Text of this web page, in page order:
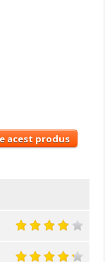
acest produs